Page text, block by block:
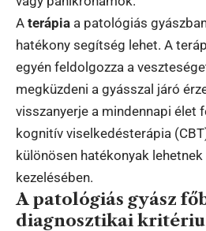
A terápia a patológiás
hatékony segítség lehet. A
egyén feldolgozza a
megküzdeni a gyásszal járó
visszanyerje a mindennapi élet
kognitív viselkedésterápia
különösen hatékonyak
kezelésében.
A patológiás gyász
diagnosztikai